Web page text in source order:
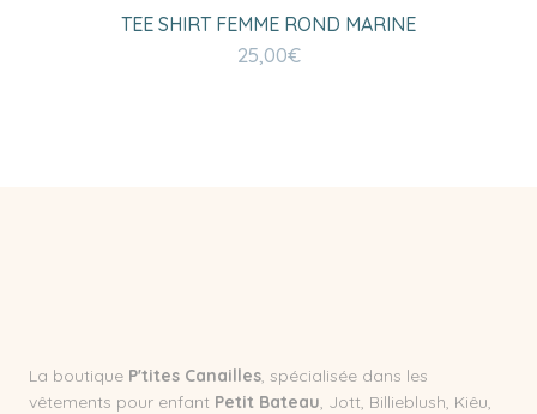
TEE SHIRT FEMME ROND MARINE
25,00€
La boutique P'tites Canailles, spécialisée dans les
vêtements pour enfant Petit Bateau, Jott, Billieblush, Kiêu,